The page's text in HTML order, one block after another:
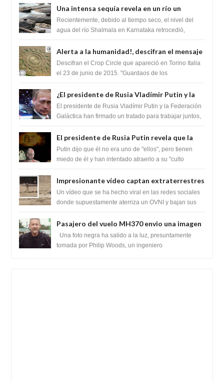
Una intensa sequía revela en un río un
impresionante hallazgo de miles de Shiva
Lingas
Recientemente, debido al tiempo seco, el nivel del
agua del río Shalmala en Karnataka retrocedió,
Alerta a la humanidad!, descifran el mensaje
del Crop Circle de Torino ,Italia
Descifran el Crop Circle que apareció en Torino Italia
el 23 de junio de 2015. "Guardaos de los
¿El presidente de Rusia Vladímir Putin y la
Federación Galactica han firmado un
tratado para acabar con los Sionistas?
El presidente de Rusia Vladímir Putin y la Federación
Galáctica han firmado un tratado para trabajar juntos,
El presidente de Rusia Putin revela que la
clase dominante en el mundo son los
híbridos reptiles
Putin dijo que él no era uno de "ellos", pero tienen
miedo de él y han intentado atraerlo a su "culto
Impresionante vídeo captan extraterrestres
bajando de un OVNI en Arabia Saudita
Un vídeo que se ha hecho viral en las redes sociales
donde supuestamente aterriza un OVNI y bajan sus
Pasajero del vuelo MH370 envio una imagen
y texto desde la Isla Diego Garcia
Una foto negra ha salido a la luz, presuntamente
tomada por Philip Woods, un ingeniero